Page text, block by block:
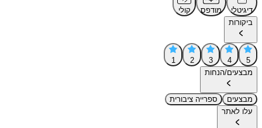
דיגיטלי מודפס
קולי
ביקורות
5
4
3
2
1
מבצעים/הנחות
מבצעים
ספרייה ציבורית
עלו לאתר